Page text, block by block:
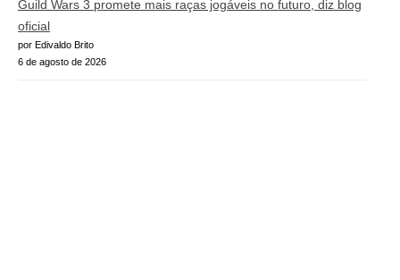
Guild Wars 3 promete mais raças jogáveis no futuro, diz blog
oficial
por Edivaldo Brito
6 de agosto de 2026